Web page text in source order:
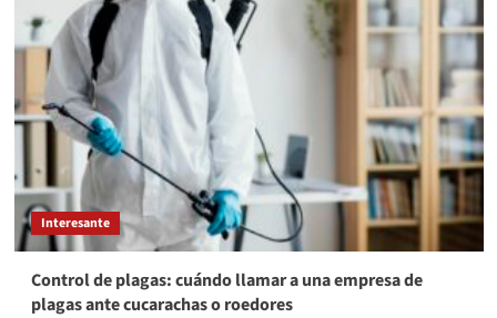
Interesante
Control de plagas: cuándo llamar a una empresa de
plagas ante cucarachas o roedores